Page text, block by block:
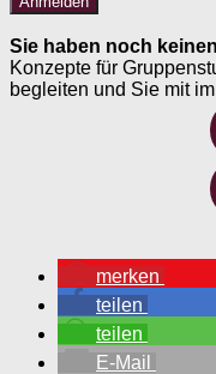
Sie haben noch
Konzepte für
begleiten und Sie mit
merken
teilen
teilen
E-Mail